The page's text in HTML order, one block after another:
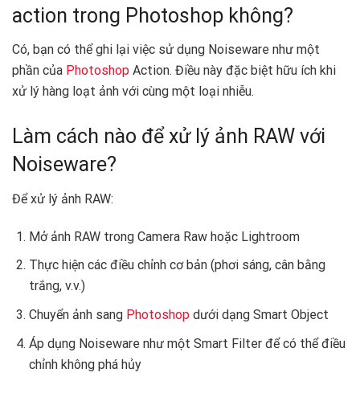
action trong Photoshop không?
Có, bạn có thể ghi lại việc sử dụng Noiseware như một
phần của Photoshop Action. Điều này đặc biệt hữu ích khi
xử lý hàng loạt ảnh với cùng một loại nhiễu.
Làm cách nào để xử lý ảnh RAW với
Noiseware?
Để xử lý ảnh RAW:
Mở ảnh RAW trong Camera Raw hoặc Lightroom
Thực hiện các điều chỉnh cơ bản (phơi sáng, cân bằng
trắng, v.v.)
Chuyển ảnh sang Photoshopdưới dạng Smart Object
Áp dụng Noiseware như một Smart Filter để có thể điều
chỉnh không phá hủy